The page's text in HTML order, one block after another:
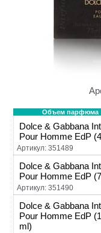
Объем парфюма
Dolce & Gabbana
Pour Homme EdP
Артикул: 351489
Dolce & Gabbana
Pour Homme EdP
Артикул: 351490
Dolce & Gabbana
Pour Homme EdP
ml)